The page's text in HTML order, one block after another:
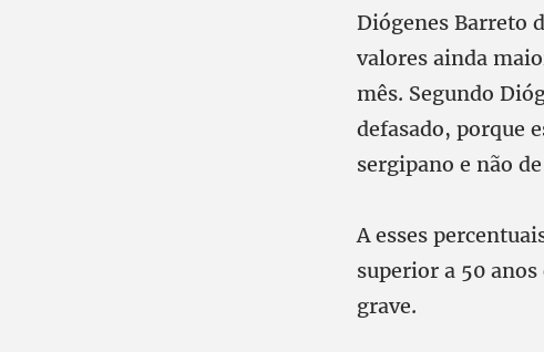
Diógenes Barreto
valores ainda
mês. Segundo
defasado, porque
sergipano e não
A esses
superior a 50
grave.